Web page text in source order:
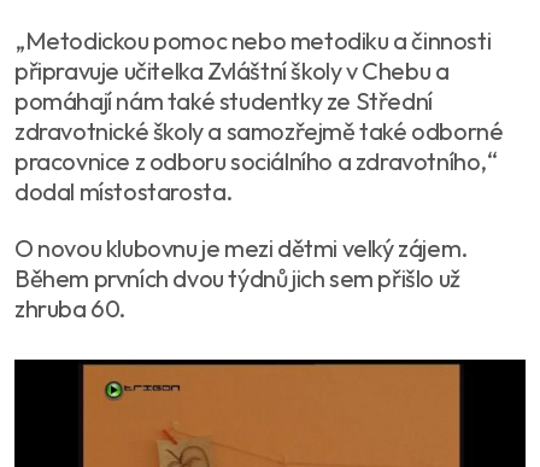
„Metodickou pomoc nebo metodiku a činnosti
připravuje učitelka Zvláštní školy v Chebu a
pomáhají nám také studentky ze Střední
zdravotnické školy a samozřejmě také odborné
pracovnice z odboru sociálního a zdravotního,“
dodal místostarosta.
O novou klubovnu je mezi dětmi velký zájem.
Během prvních dvou týdnů jich sem přišlo už
zhruba 60.